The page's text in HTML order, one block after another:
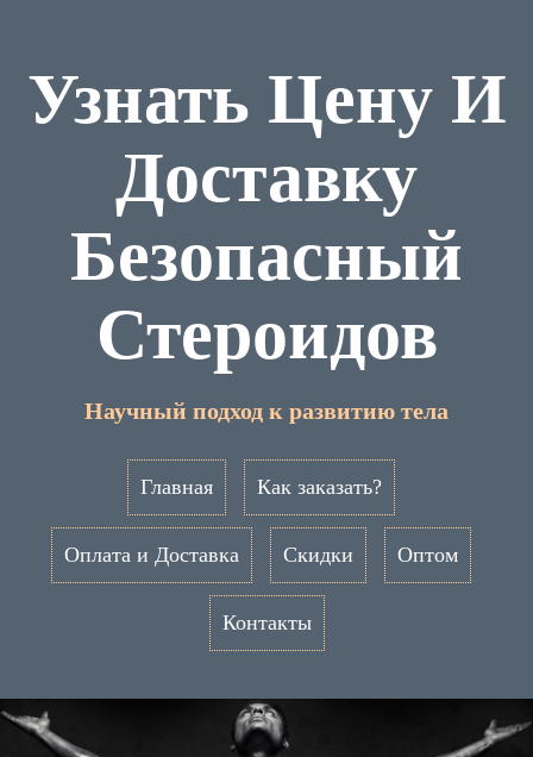
Узнать Цену И
Доставку
Безопасный
Стероидов
Научный подход к развитию тела
Главная Как заказать?
Оплата и Доставка Скидки Оптом
Контакты